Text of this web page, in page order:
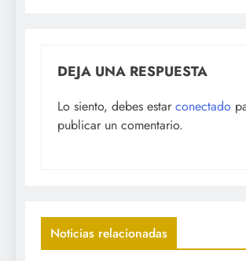
DEJA UNA RESPUESTA
Lo siento, debes estar conectado
publicar un comentario.
Noticias relacionadas